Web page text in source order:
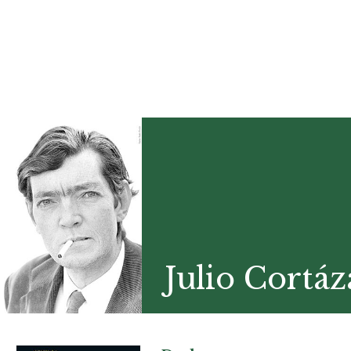
Julio